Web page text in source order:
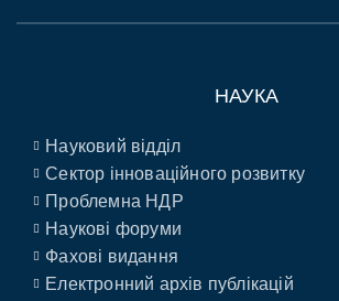
НАУКА
Науковий відділ
Сектор інноваційного розвитку
Проблемна НДР
Наукові форуми
Фахові видання
Електронний архів публікацій